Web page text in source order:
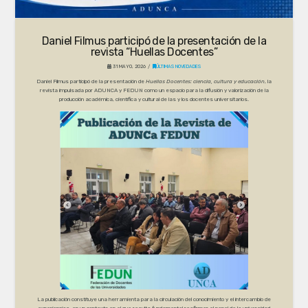
Daniel Filmus participó de la presentación de la
revista “Huellas Docentes”
31 MAYO, 2026 ÚLTIMAS NOVEDADES
Daniel Filmus participó de la presentación de Huellas Docentes: ciencia, cultura y educación , la
revista impulsada por ADUNCA y FEDUN como un espacio para la difusión y valorización de la
producción académica, científica y cultural de las y los docentes universitarios.
La publicación constituye una herramienta para la circulación del conocimiento y el intercambio de